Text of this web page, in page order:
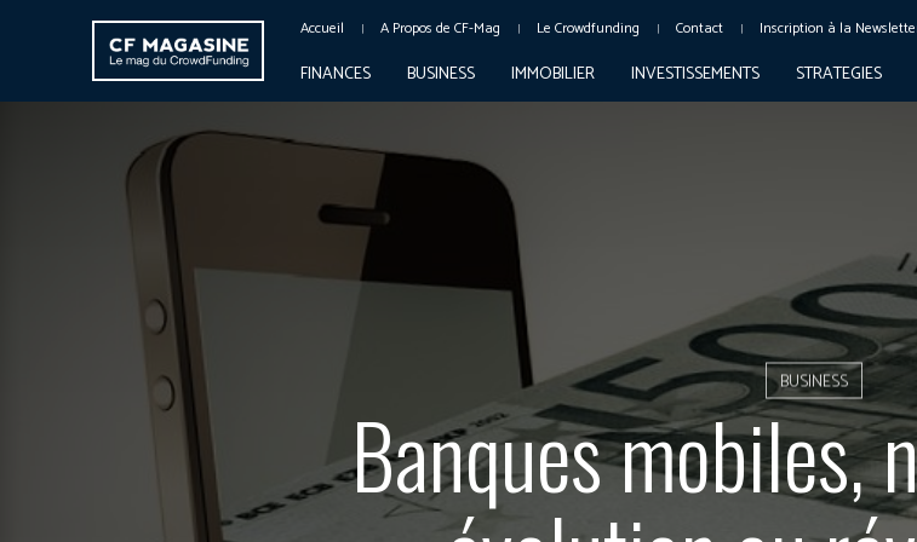
Accueil A Propos de CF-Mag Le Crowdfunding Contact Inscription à la
FINANCES BUSINESS IMMOBILIER INVESTISSEMENTS STRATEGIES
BUSINESS
Banques mobiles,